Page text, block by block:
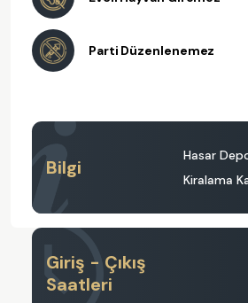
Parti Düzenlenemez
Bilgi
Hasar
Kiralama
Giriş - Çıkış
Saatleri